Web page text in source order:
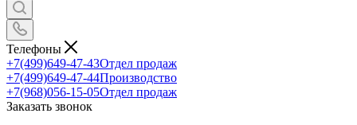
Телефоны
+7(499)649-47-43Отдел продаж
+7(499)649-47-44Производство
+7(968)056-15-05Отдел продаж
Заказать звонок